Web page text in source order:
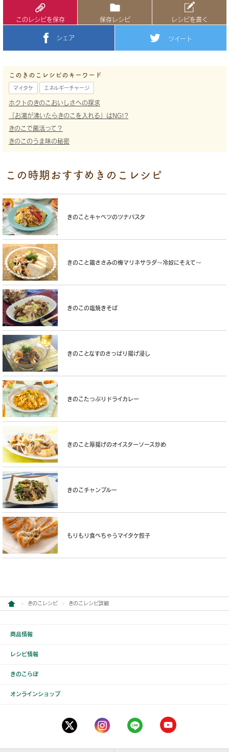
このレシピを保存 保存レシピ レシピを書く
シェア ツイート
このきのこレシピのキーワード
マイタケ エネルギーチャージ
ホクトのきのこおいしさへの探求
「お湯が沸いたらきのこを入れる」はNG!?
きのこで菌活って？
きのこのうま味の秘密
この時期おすすめきのこレシピ
きのことキャベツのツナパスタ
きのこと鶏ささみの梅マリネサラダ〜冷奴にそえて〜
きのこの塩焼きそば
きのことなすのさっぱり揚げ浸し
きのこたっぷりドライカレー
きのこと厚揚げのオイスターソース炒め
きのこチャンプルー
もりもり食べちゃうマイタケ餃子
きのこレシピ きのこレシピ詳細
商品情報
レシピ情報
きのこらぼ
オンラインショップ